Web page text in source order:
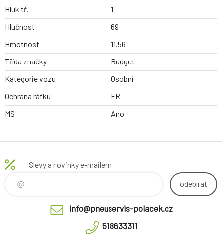
Hluk tř.
1
Hlučnost
69
Hmotnost
11.56
Třída značky
Budget
Kategorie vozu
Osobní
Ochrana ráfku
FR
MS
Ano
Slevy a novinky e-mailem
odebírat
info@pneuservis-polacek.cz
518633311